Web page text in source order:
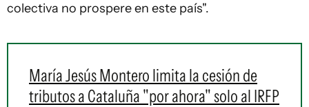
colectiva no prospere en este país".
María Jesús Montero limita la cesión de
tributos a Cataluña "por ahora" solo al IRFP